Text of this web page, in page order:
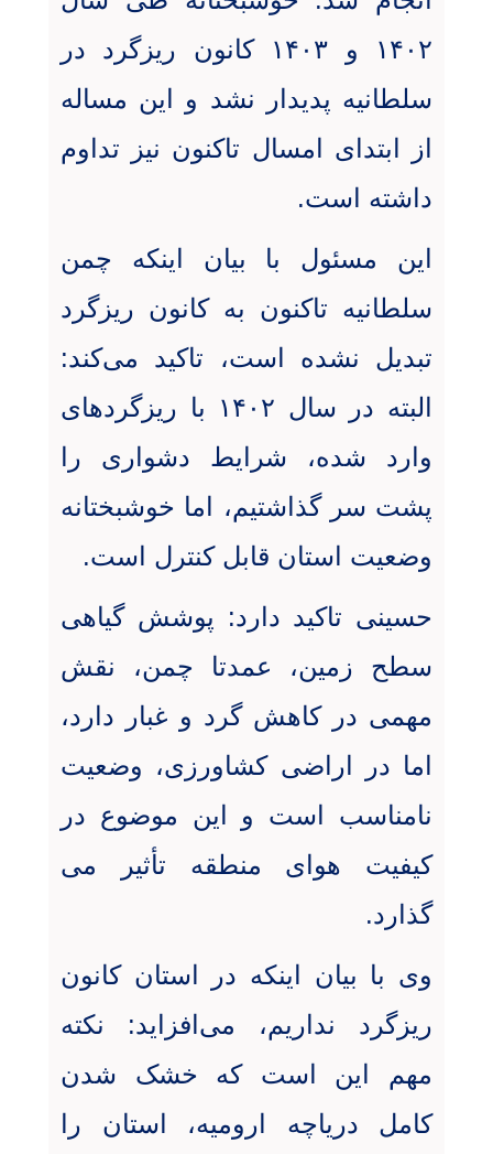
۱۴۰۲ و ۱۴۰۳ کانون ریزگرد در
سلطانیه پدیدار نشد و این مساله
از ابتدای امسال تاکنون نیز تداوم
داشته است.
این مسئول با بیان اینکه چمن
سلطانیه تاکنون به کانون ریزگرد
تبدیل نشده است، تاکید می‌کند:
البته در سال ۱۴۰۲ با ریزگردهای
وارد شده، شرایط دشواری را
پشت سر گذاشتیم، اما خوشبختانه
وضعیت استان قابل کنترل است.
حسینی تاکید دارد: پوشش گیاهی
سطح زمین، عمدتا چمن، نقش
مهمی در کاهش گرد و غبار دارد،
اما در اراضی کشاورزی، وضعیت
نامناسب است و این موضوع در
کیفیت هوای منطقه تأثیر می
گذارد.
وی با بیان اینکه در استان کانون
ریزگرد نداریم، می‌افزاید: نکته
مهم این است که خشک شدن
کامل دریاچه ارومیه، استان را